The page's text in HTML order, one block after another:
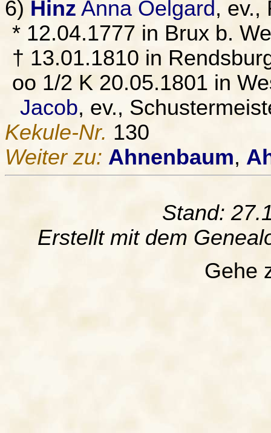
6) Hinz Anna Oelgard , ev.,
* 12.04.1777 in Brux b.
† 13.01.1810 in
oo 1/2 K 20.05.1801 in
Jacob, ev.,
Kekule-Nr. 130
Weiter zu: Ahnenbaum,
Stand:
Erstellt mit dem
Gehe